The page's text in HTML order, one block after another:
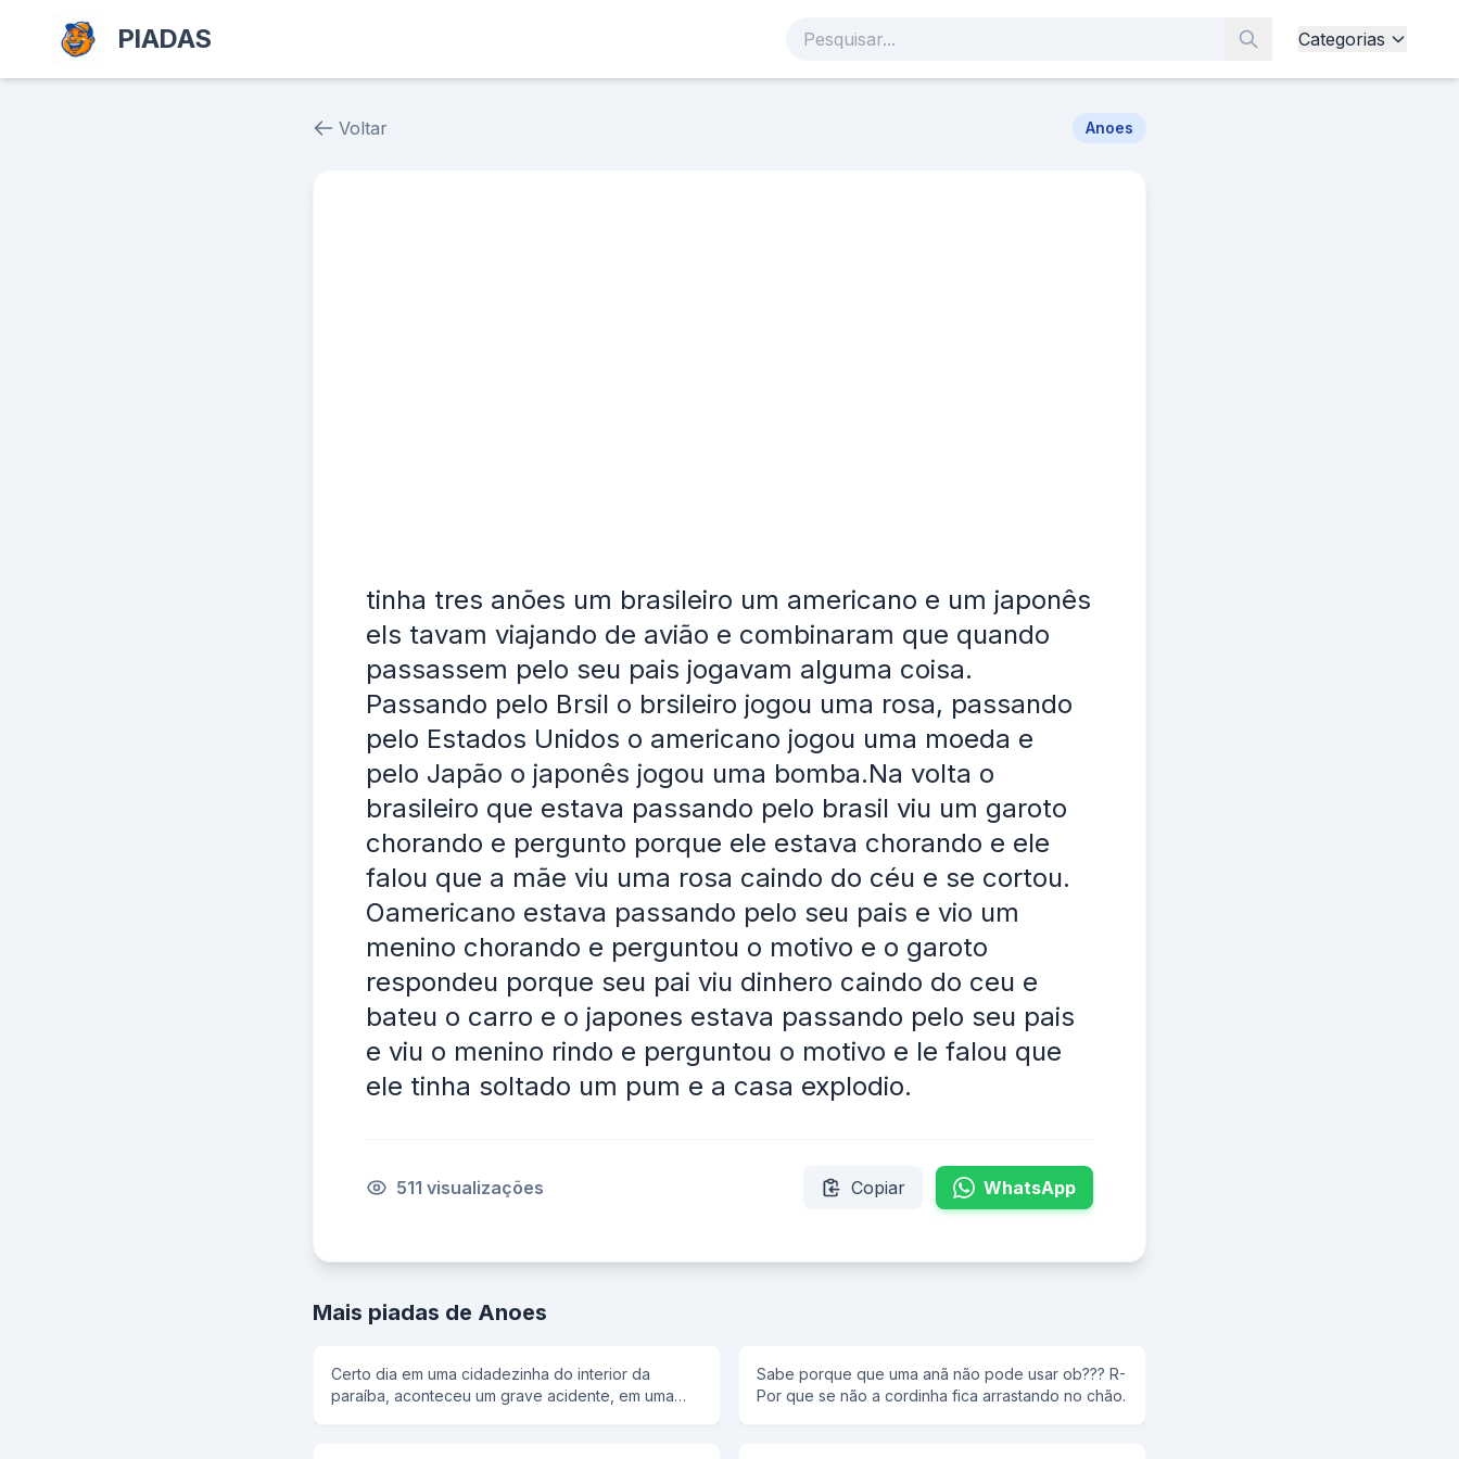
PIADAS Categorias
Voltar Anoes
tinha tres anões um brasileiro um americano e um japonês
els tavam viajando de avião e combinaram que quando
passassem pelo seu pais jogavam alguma coisa.
Passando pelo Brsil o brsileiro jogou uma rosa, passando
pelo Estados Unidos o americano jogou uma moeda e
pelo Japão o japonês jogou uma bomba.Na volta o
brasileiro que estava passando pelo brasil viu um garoto
chorando e pergunto porque ele estava chorando e ele
falou que a mãe viu uma rosa caindo do céu e se cortou.
Oamericano estava passando pelo seu pais e vio um
menino chorando e perguntou o motivo e o garoto
respondeu porque seu pai viu dinhero caindo do ceu e
bateu o carro e o japones estava passando pelo seu pais
e viu o menino rindo e perguntou o motivo e le falou que
ele tinha soltado um pum e a casa explodio.
511 visualizações Copiar WhatsApp
Mais piadas de Anoes
Certo dia em uma cidadezinha do interior da
paraíba, aconteceu um grave acidente, em uma
Sabe porque que uma anã não pode usar ob??? R-
Por que se não a cordinha fica arrastando no chão.